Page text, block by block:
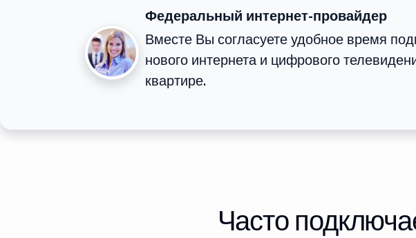
Федеральный интернет-провайдер
Вместе Вы согласуете удобное время
нового интернета и цифрового
квартире.
Часто